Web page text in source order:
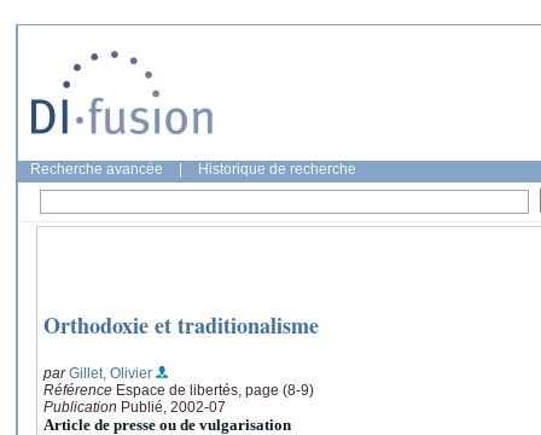
Recherche avancée Historique de recherche
Orthodoxie et traditionalisme
parGillet, Olivier
Référence Espace de libertés, page (8-9)
Publication Publié, 2002-07
Article de presse ou de vulgarisation